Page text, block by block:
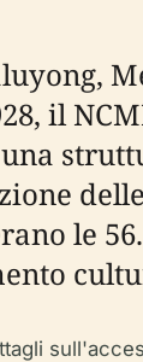
il
le